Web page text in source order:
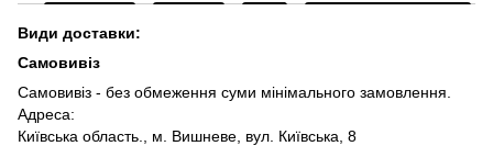
Види доставки:
Самовивіз
Самовивіз - без обмеження суми мінімального замовлення.
Адреса:
Київська область., м. Вишневе, вул. Київська, 8